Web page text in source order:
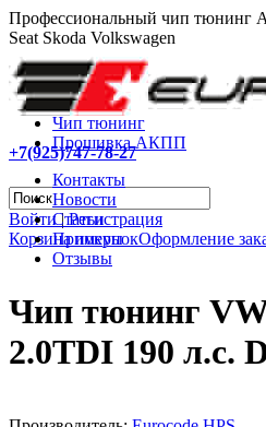
Профессиональный чип тюнинг
Seat Skoda Volkswagen
+7(925)747-78-27
Войти|Регистрация
Корзина покупокОформление
Чип тюнинг
Прошивка АКПП
Контакты
Новости
Статьи
Примеры
Отзывы
Чип тюнинг VW
2.0TDI 190 л.с.